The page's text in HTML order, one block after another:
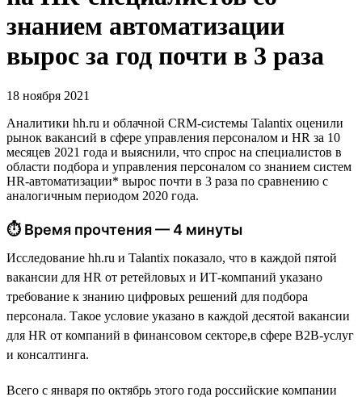
знанием автоматизации
вырос за год почти в 3 раза
18 ноября 2021
Аналитики hh.ru и облачной CRM-системы Talantix оценили
рынок вакансий в сфере управления персоналом и HR за 10
месяцев 2021 года и выяснили, что спрос на специалистов в
области подбора и управления персоналом со знанием систем
HR-автоматизации* вырос почти в 3 раза по сравнению с
аналогичным периодом 2020 года.
⏱ Время прочтения — 4 минуты
Исследование hh.ru и Talantix показало, что в каждой пятой
вакансии для HR от ретейловых и ИТ-компаний указано
требование к знанию цифровых решений для подбора
персонала. Такое условие указано в каждой десятой вакансии
для HR от компаний в финансовом секторе,в сфере B2B-услуг
и консалтинга.
Всего с января по октябрь этого года российские компании